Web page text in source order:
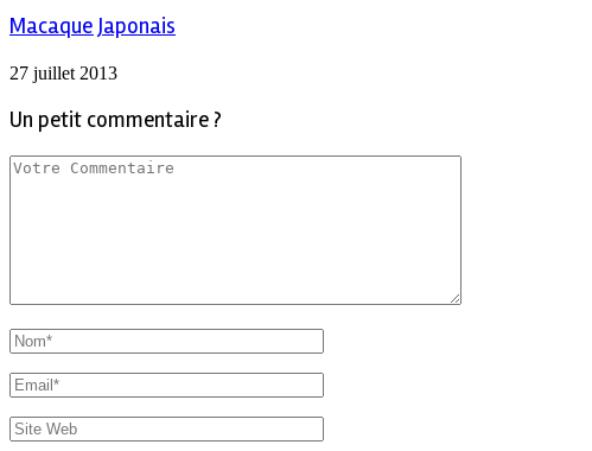
Macaque Japonais
27 juillet 2013
Un petit commentaire ?